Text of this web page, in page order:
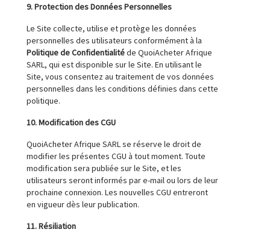
9. Protection des Données Personnelles
Le Site collecte, utilise et protège les données
personnelles des utilisateurs conformément à la
Politique de Confidentialitéde QuoiAcheter Afrique
SARL, qui est disponible sur le Site. En utilisant le
Site, vous consentez au traitement de vos données
personnelles dans les conditions définies dans cette
politique.
10. Modification des CGU
QuoiAcheter Afrique SARL se réserve le droit de
modifier les présentes CGU à tout moment. Toute
modification sera publiée sur le Site, et les
utilisateurs seront informés par e-mail ou lors de leur
prochaine connexion. Les nouvelles CGU entreront
en vigueur dès leur publication.
11. Résiliation